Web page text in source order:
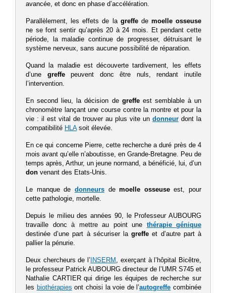
avancée, et donc en phase d’accélération.
Parallèlement, les effets de la greffede moelle osseuse
ne se font sentir qu’après 20 à 24 mois. Et pendant cette
période, la maladie continue de progresser, détruisant le
système nerveux, sans aucune possibilité de réparation.
Quand la maladie est découverte tardivement, les effets
d’une greffepeuvent donc être nuls, rendant inutile
l’intervention.
En second lieu, la décision de greffeest semblable à un
chronomètre lançant une course contre la montre et pour la
vie : il est vital de trouver au plus vite un donneur dont la
compatibilité HLAsoit élevée.
En ce qui concerne Pierre, cette recherche a duré près de 4
mois avant qu’elle n’aboutisse, en Grande-Bretagne. Peu de
temps après, Arthur, un jeune normand, a bénéficié, lui, d’un
don venant des Etats-Unis.
Le manque de donneursdemoelle osseuseest, pour
cette pathologie, mortelle.
Depuis le milieu des années 90, le Professeur AUBOURG
travaille donc à mettre au point une thérapie génique
destinée d’une part à sécuriser lagreffe et d’autre part à
pallier la pénurie.
Deux chercheurs de l’ INSERM , exerçant à l’hôpital Bicêtre,
le professeur Patrick AUBOURG directeur de l’UMR S745 et
Nathalie CARTIER qui dirige les équipes de recherche sur
les biothérapies ont choisi la voie de l’autogreffe combinée